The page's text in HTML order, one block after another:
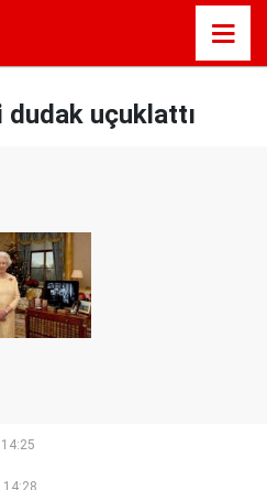
uçuklattı
14:28